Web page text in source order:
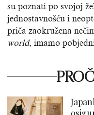
su poznati po svojoj
jednostavnošću i
priča zaokružena
world, imamo